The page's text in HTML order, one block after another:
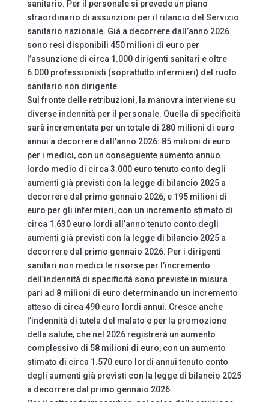
sanitario. Per il personale si prevede un piano
straordinario di assunzioni per il rilancio del Servizio
sanitario nazionale. Già a decorrere dall’anno 2026
sono resi disponibili 450 milioni di euro per
l’assunzione di circa 1.000 dirigenti sanitari e oltre
6.000 professionisti (soprattutto infermieri) del ruolo
sanitario non dirigente.
Sul fronte delle retribuzioni, la manovra interviene su
diverse indennità per il personale. Quella di specificità
sarà incrementata per un totale di 280 milioni di euro
annui a decorrere dall’anno 2026: 85 milioni di euro
per i medici, con un conseguente aumento annuo
lordo medio di circa 3.000 euro tenuto conto degli
aumenti già previsti con la legge di bilancio 2025 a
decorrere dal primo gennaio 2026, e 195 milioni di
euro per gli infermieri, con un incremento stimato di
circa 1.630 euro lordi all’anno tenuto conto degli
aumenti già previsti con la legge di bilancio 2025 a
decorrere dal primo gennaio 2026. Per i dirigenti
sanitari non medici le risorse per l’incremento
dell’indennità di specificità sono previste in misura
pari ad 8 milioni di euro determinando un incremento
atteso di circa 490 euro lordi annui. Cresce anche
l’indennità di tutela del malato e per la promozione
della salute, che nel 2026 registrerà un aumento
complessivo di 58 milioni di euro, con un aumento
stimato di circa 1.570 euro lordi annui tenuto conto
degli aumenti già previsti con la legge di bilancio 2025
a decorrere dal primo gennaio 2026.